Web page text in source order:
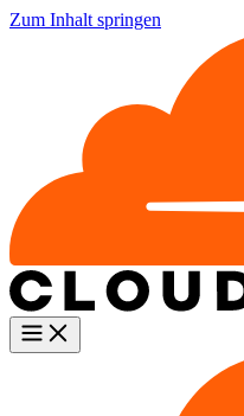
Zum Inhalt springen